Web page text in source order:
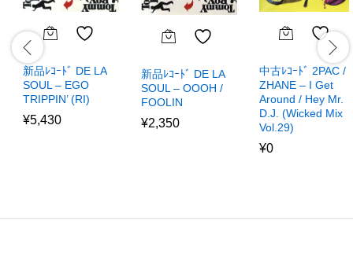
新品ﾚｺｰﾄﾞ DE LA
SOUL – EGO
TRIPPIN’ (RI)
¥5,430
新品ﾚｺｰﾄﾞ DE LA
SOUL – OOOH /
FOOLIN
¥2,350
中古ﾚｺｰﾄﾞ 2PAC /
ZHANE – I Get
Around / Hey Mr.
D.J. (Wicked Mix
Vol.29)
¥0